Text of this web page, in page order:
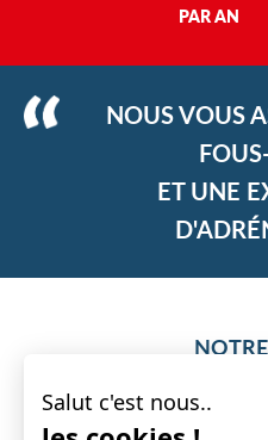
PAR AN
NOUS VOUS
ET UNE
Salut c'est nous..